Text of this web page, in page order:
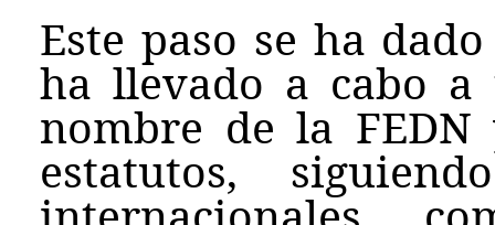
Este paso se ha
ha llevado a cabo
nombre de la
estatutos,